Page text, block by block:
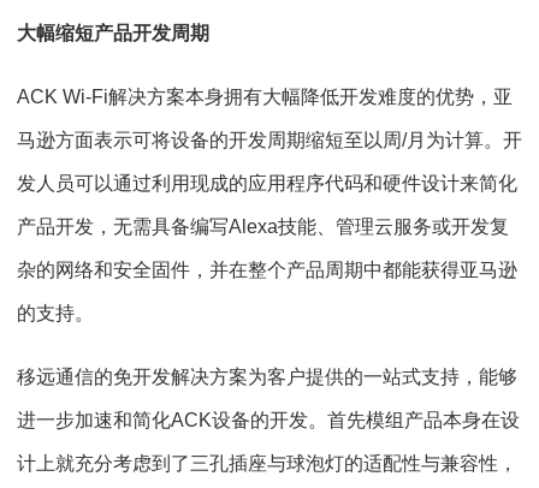
大幅缩短产品开发周期
ACK Wi-Fi解决方案本身拥有大幅降低开发难度的优势，亚
马逊方面表示可将设备的开发周期缩短至以周/月为计算。开
发人员可以通过利用现成的应用程序代码和硬件设计来简化
产品开发，无需具备编写Alexa技能、管理云服务或开发复
杂的网络和安全固件，并在整个产品周期中都能获得亚马逊
的支持。
移远通信的免开发解决方案为客户提供的一站式支持，能够
进一步加速和简化ACK设备的开发。首先模组产品本身在设
计上就充分考虑到了三孔插座与球泡灯的适配性与兼容性，